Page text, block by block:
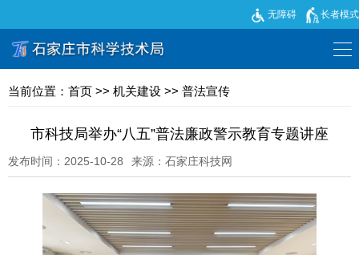
无障碍 长者模式
当前位置： 首页 >> 机关建设 >> 普法宣传
市科技局举办“八五”普法廉政警示教育专题讲座
发布时间：2025-10-28 来源：石家庄科技网